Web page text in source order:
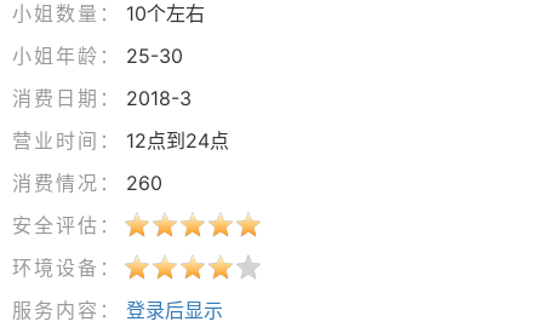
小姐数量：
10个左右
小姐年龄：
25-30
消费日期：
2018-3
营业时间：
12点到24点
消费情况：
260
安全评估：
环境设备：
服务内容：
登录后显示